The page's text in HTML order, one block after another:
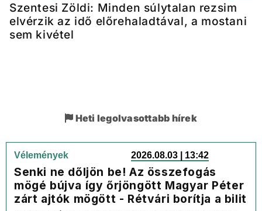
Szentesi Zöldi: Minden súlytalan rezsim
elvérzik az idő előrehaladtával, a mostani
sem kivétel
Heti legolvasottabb hírek
Vélemények 2026.08.03 | 13:42
Senki ne dőljön be! Az összefogás
mögé bújva így őrjöngött Magyar Péter
zárt ajtók mögött - Rétvári borítja a bilit